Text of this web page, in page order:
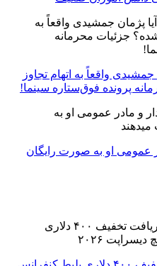
واقعاً به اتهام تجاوز
پرونده فوق‌ستاره سینما!
عمومی او به صورت رایگان